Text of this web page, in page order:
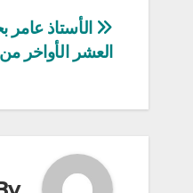
تصفّح
المقالات
الأستاذ
العشر الأواخر